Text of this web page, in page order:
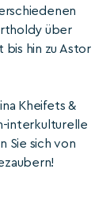
über
bis hin zu Astor
Kheifets &
interkulturelle
Sie sich von